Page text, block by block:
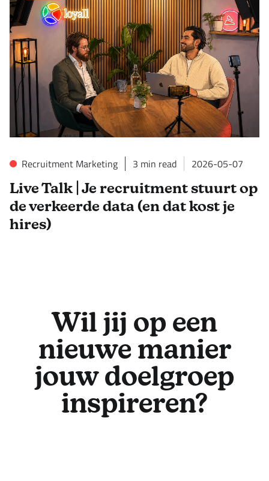
Recruitment Marketing 3 min read 2026-05-07
Live Talk | Je recruitment stuurt op
de verkeerde data (en dat kost je
hires)
Wil jij op een
nieuwe manier
jouw doelgroep
inspireren?